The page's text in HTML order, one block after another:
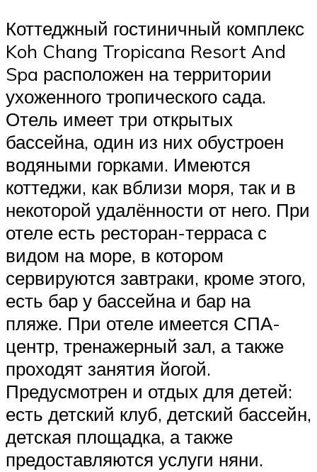
Коттеджный гостиничный комплекс
Koh Chang Tropicana Resort And
Spa расположен на территории
ухоженного тропического сада.
Отель имеет три открытых
бассейна, один из них обустроен
водяными горками. Имеются
коттеджи, как вблизи моря, так и в
некоторой удалённости от него. При
отеле есть ресторан-терраса с
видом на море, в котором
сервируются завтраки, кроме этого,
есть бар у бассейна и бар на
пляже. При отеле имеется СПА-
центр, тренажерный зал, а также
проходят занятия йогой.
Предусмотрен и отдых для детей:
есть детский клуб, детский бассейн,
детская площадка, а также
предоставляются услуги няни.